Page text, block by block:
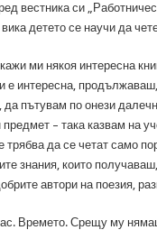
вестника си
детето се научи да
ми някоя интересна
е интересна,
пътувам по онези
– така казвам на
трябва да се четат само
знания, които
автори на поезия,
Времето. Срещу му